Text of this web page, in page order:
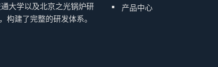
大学以及北京之光锅炉研
建了完整的研发体系。
产品中心